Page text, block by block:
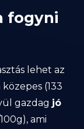
fogyni
lehet az
közepes (133
gazdag jó
ami